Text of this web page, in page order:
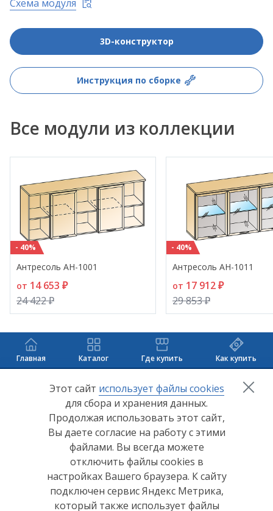
Схема модуля
3D-конструктор
Инструкция по сборке
Все модули из коллекции
- 40%
Антресоль АН-1001
от 14 653 ₽
24 422 ₽
- 40%
Антресоль АН-1011
от 17 912 ₽
29 853 ₽
Главная Каталог Где купить Как купить
+7 (8412) 65-33-00
info@lerom.ru
Согласие на обработку персональных данных
Политика конфиденциальности
Согласие на обработку персональных данных Яндекс
Этот сайт использует файлы cookies
для сбора и хранения данных.
Продолжая использовать этот сайт,
Вы даете согласие на работу с этими
файлами. Вы всегда можете
отключить файлы cookies в
настройках Вашего браузера. К сайту
подключен сервис Яндекс Метрика,
который также использует файлы